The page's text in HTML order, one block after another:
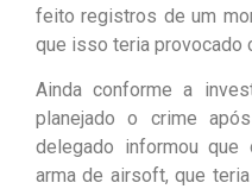
feito registros de um
que isso teria provocado
Ainda conforme a
planejado o crime
delegado informou
arma de airsoft, que